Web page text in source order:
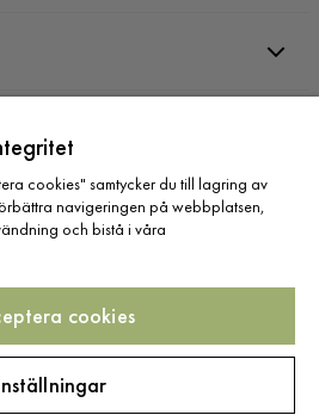
cookies" samtycker du till lagring av
navigeringen på webbplatsen,
och bistå i våra
cookies